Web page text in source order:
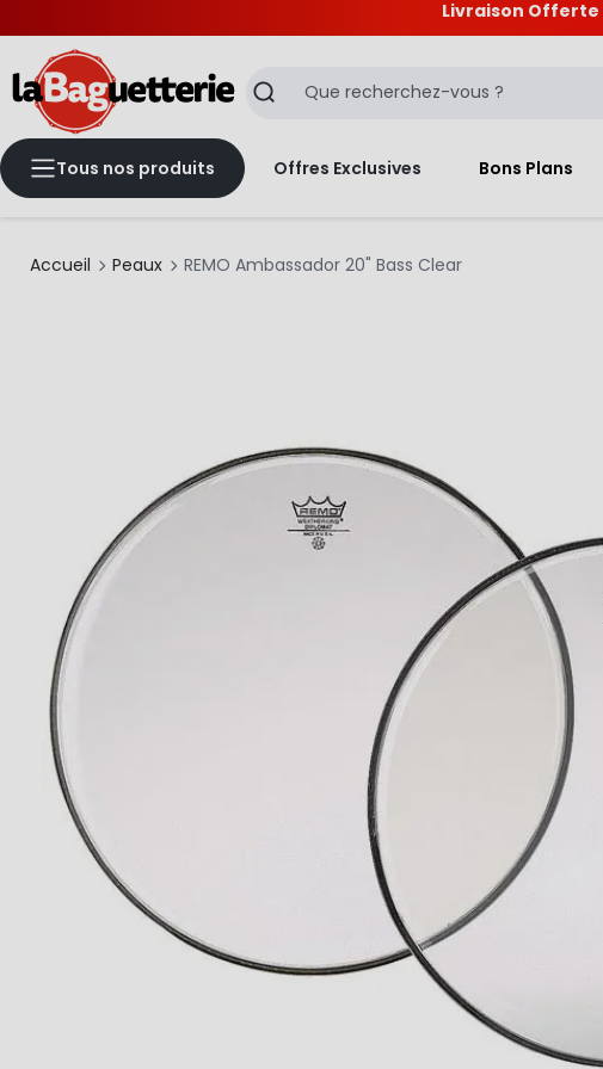
Livraison Offerte
Recherche
Tous nos produits Offres Exclusives Bons Plans
Accueil Peaux REMO Ambassador 20" Bass Clear